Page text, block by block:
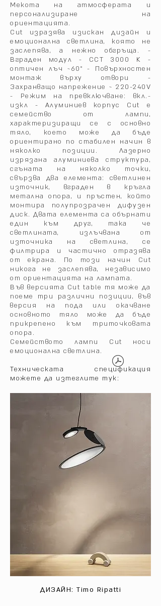
Мекота на атмосферата и
персонализиране на
ориентацията.‎
Cut изразява изискан дизайн и
емоционална светлина, която не
заслепява, а нежно обгръща.‎ -
Вграден модул - CCT 3000 K -
оптичен лъч ~60° - Повърхностен
монтаж върху отвори -
Захранващо напрежение ~ 220-240V
- Режим на превключване: вкл.-
изкл - Алуминиев корпус Cut е
семейство от лампи,
характеризиращи се с основно
тяло, което може да бъде
ориентирано по стабилен начин в
няколко позиции.‎ Лазерно
изрязана алуминиева структура,
сгъната на няколко точки,
свързва два елемента: светлинен
източник, вграден в кръгла
метална опора, и пръстен, който
монтира полупрозрачен дифузен
диск.‎ Двата елемента са обърнати
един към друг, така че
светлината, излъчвана от
източника на светлина, се
филтрира и частично отразява
от екрана.‎ По този начин Cut
никога не заслепява, независимо
от ориентацията на лампата.‎
Във версията Cut table тя може да
поеме три различни позиции, във
версия на пода или окачване
основното тяло може да бъде
прикрепено към триточковата
опора.‎
Семейството лампи Cut носи
емоционална светлина.
Техническата спецификация
можете да изтеглите тук:
ДИЗАЙН: Timo Ripatti